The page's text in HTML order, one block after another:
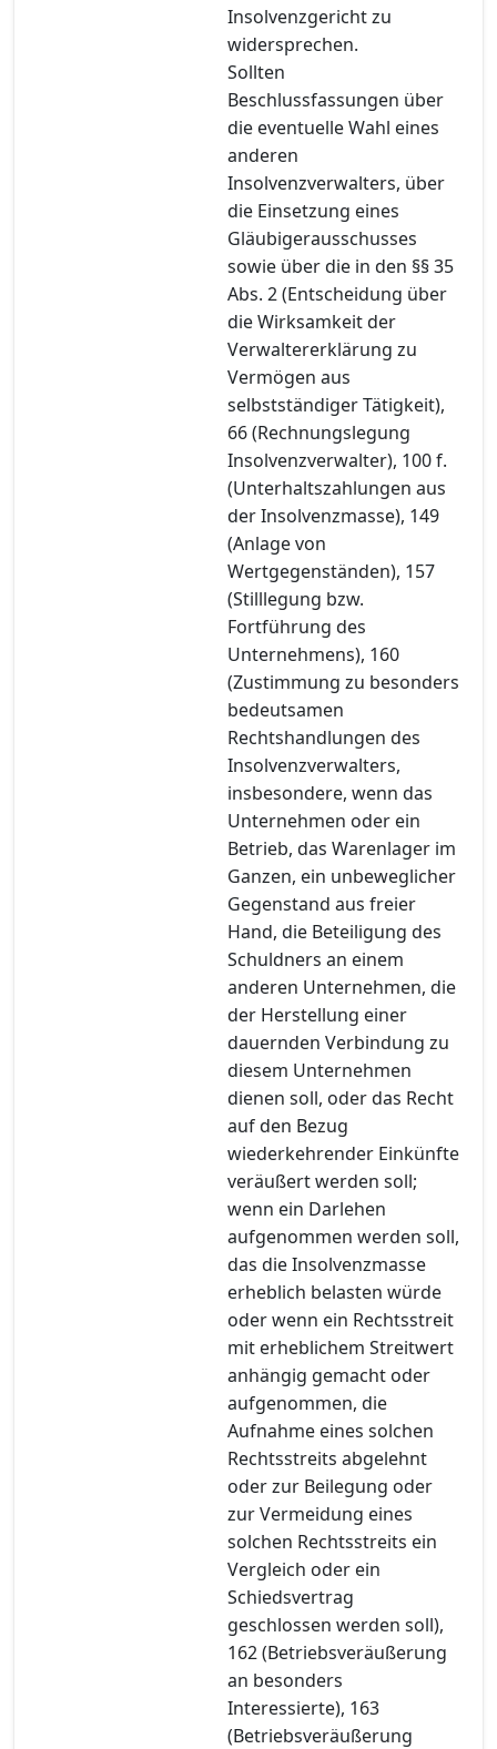
Insolvenzgericht zu
widersprechen.
Sollten
Beschlussfassungen über
die eventuelle Wahl eines
anderen
Insolvenzverwalters, über
die Einsetzung eines
Gläubigerausschusses
sowie über die in den §§ 35
Abs. 2 (Entscheidung über
die Wirksamkeit der
Verwaltererklärung zu
Vermögen aus
selbstständiger Tätigkeit),
66 (Rechnungslegung
Insolvenzverwalter), 100 f.
(Unterhaltszahlungen aus
der Insolvenzmasse), 149
(Anlage von
Wertgegenständen), 157
(Stilllegung bzw.
Fortführung des
Unternehmens), 160
(Zustimmung zu besonders
bedeutsamen
Rechtshandlungen des
Insolvenzverwalters,
insbesondere, wenn das
Unternehmen oder ein
Betrieb, das Warenlager im
Ganzen, ein unbeweglicher
Gegenstand aus freier
Hand, die Beteiligung des
Schuldners an einem
anderen Unternehmen, die
der Herstellung einer
dauernden Verbindung zu
diesem Unternehmen
dienen soll, oder das Recht
auf den Bezug
wiederkehrender Einkünfte
veräußert werden soll;
wenn ein Darlehen
aufgenommen werden soll,
das die Insolvenzmasse
erheblich belasten würde
oder wenn ein Rechtsstreit
mit erheblichem Streitwert
anhängig gemacht oder
aufgenommen, die
Aufnahme eines solchen
Rechtsstreits abgelehnt
oder zur Beilegung oder
zur Vermeidung eines
solchen Rechtsstreits ein
Vergleich oder ein
Schiedsvertrag
geschlossen werden soll),
162 (Betriebsveräußerung
an besonders
Interessierte), 163
(Betriebsveräußerung